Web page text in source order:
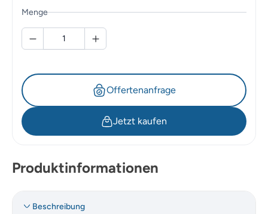
Menge
Offertenanfrage
Jetzt kaufen
Produktinformationen
Beschreibung